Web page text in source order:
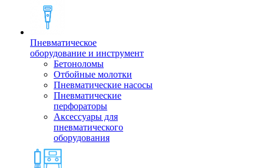
Пневматическое
оборудование и инструмент
Бетоноломы
Отбойные молотки
Пневматические насосы
Пневматические
перфораторы
Аксессуары для
пневматического
оборудования